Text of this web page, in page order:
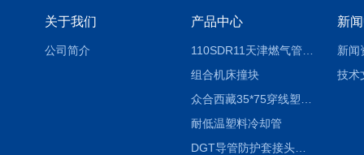
关于我们
公司简介
产品中心
组合机床撞块
耐低温塑料冷却管
DGT导管防护套接头形式与参数
新
新闻
技术